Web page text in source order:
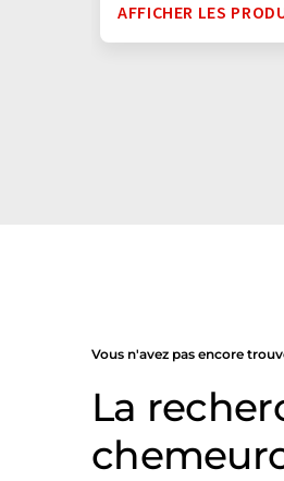
AFFICHER LES
Vous n'avez pas encore
La